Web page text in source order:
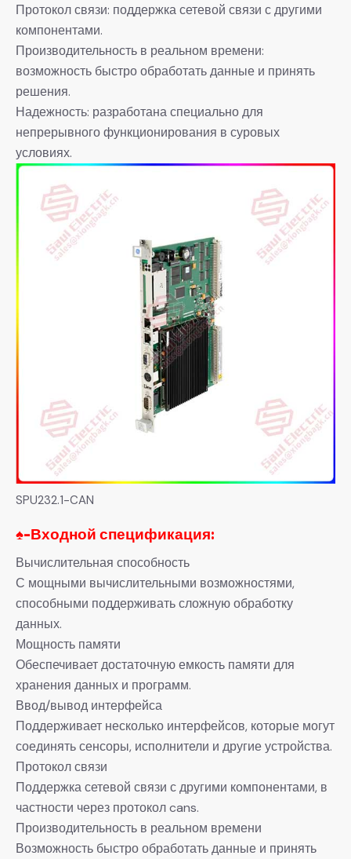
Протокол связи: поддержка сетевой связи с другими
компонентами.
Производительность в реальном времени:
возможность быстро обработать данные и принять
решения.
Надежность: разработана специально для
непрерывного функционирования в суровых
условиях.
SPU232.1-CAN
♠-Входной спецификация:
Вычислительная способность
С мощными вычислительными возможностями,
способными поддерживать сложную обработку
данных.
Мощность памяти
Обеспечивает достаточную емкость памяти для
хранения данных и программ.
Ввод/вывод интерфейса
Поддерживает несколько интерфейсов, которые могут
соединять сенсоры, исполнители и другие устройства.
Протокол связи
Поддержка сетевой связи с другими компонентами, в
частности через протокол cans.
Производительность в реальном времени
Возможность быстро обработать данные и принять